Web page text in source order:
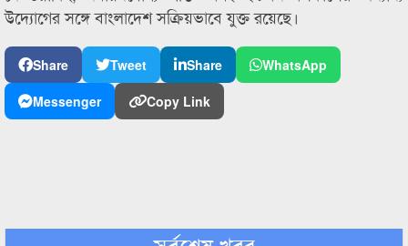
উদ্যোগের সঙ্গে বাংলাদেশ সক্রিয়ভাবে যুক্ত রয়েছে।
Share Tweet Share
WhatsApp
Messenger
Copy Link